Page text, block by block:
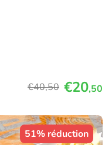
€40,50 €20,50
51% réduction